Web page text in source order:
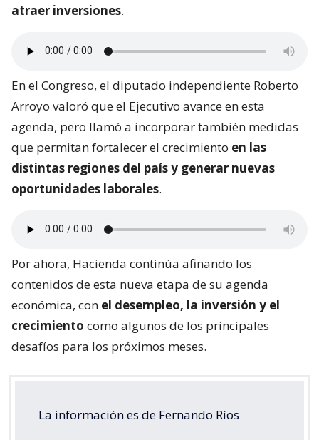
atraer inversiones.
En el Congreso, el diputado independiente Roberto
Arroyo valoró que el Ejecutivo avance en esta
agenda, pero llamó a incorporar también medidas
que permitan fortalecer el crecimiento en las
distintas regiones del país y generar nuevas
oportunidades laborales.
Por ahora, Hacienda continúa afinando los
contenidos de esta nueva etapa de su agenda
económica, con el desempleo, la inversión y el
crecimiento como algunos de los principales
desafíos para los próximos meses.
La información es de Fernando Ríos